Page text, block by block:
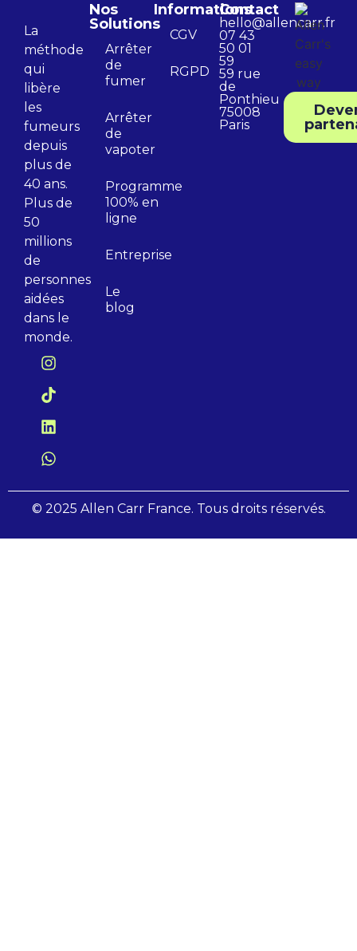
La
méthode
qui
libère
les
fumeurs
depuis
plus de
40 ans.
Plus de
50
millions
de
personnes
aidées
dans le
monde.
Nos
Solutions
Arrêter
de
fumer
Arrêter
de
vapoter
Programme
100% en
ligne
Entreprise
Le
blog
Informations
CGV
RGPD
Contact
hello@allencarr.fr
07 43
50 01
59
59 rue
de
Ponthieu
75008
Paris
© 2025 Allen Carr France. Tous droits réservés.